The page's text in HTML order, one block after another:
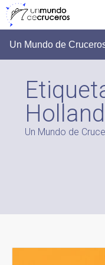
Un Mundo de
Un Mundo de